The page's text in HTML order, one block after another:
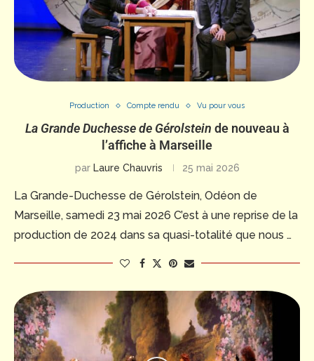
Production Compte rendu Vu pour vous
La Grande Duchesse de Gérolstein de nouveau à
l’affiche à Marseille
par Laure Chauvris 25 mai 2026
La Grande-Duchesse de Gérolstein, Odéon de
Marseille, samedi 23 mai 2026 C’est à une reprise de la
production de 2024 dans sa quasi-totalité que nous …